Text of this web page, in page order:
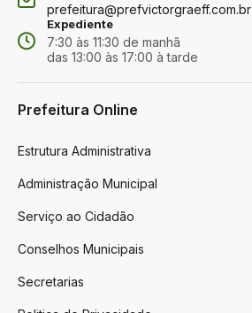
prefeitura@prefvictorgraeff.com.br
Expediente
7:30 às 11:30 de manhã
das 13:00 às 17:00 à tarde
Prefeitura Online
Estrutura Administrativa
Administração Municipal
Serviço ao Cidadão
Conselhos Municipais
Secretarias